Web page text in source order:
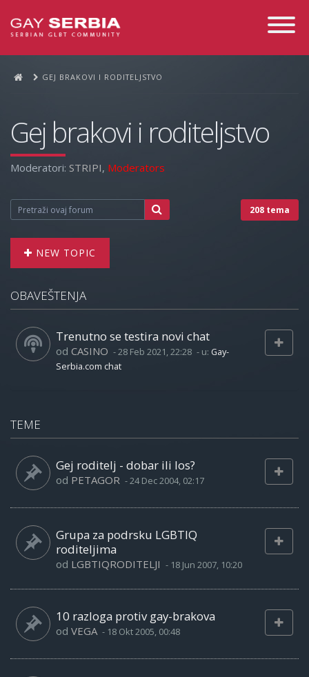
Toggle
GEJ BRAKOVI I RODITELJSTVO
Gej brakovi i roditeljstvo
Moderatori: STRIPI, Moderators
208 tema
NEW TOPIC
OBAVEŠTENJA
Trenutno se testira novi chat
od CASINO -28 Feb 2021, 22:28 - u: Gay-
Serbia.com chat
TEME
Gej roditelj - dobar ili los?
od PETAGOR -24 Dec 2004, 02:17
Grupa za podrsku LGBTIQ
roditeljima
od LGBTIQRODITELJI - 18 Jun 2007, 10:20
10 razloga protiv gay-brakova
od VEGA - 18 Okt 2005, 00:48